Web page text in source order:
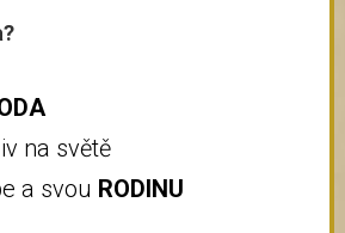
na světě
a svou RODINU